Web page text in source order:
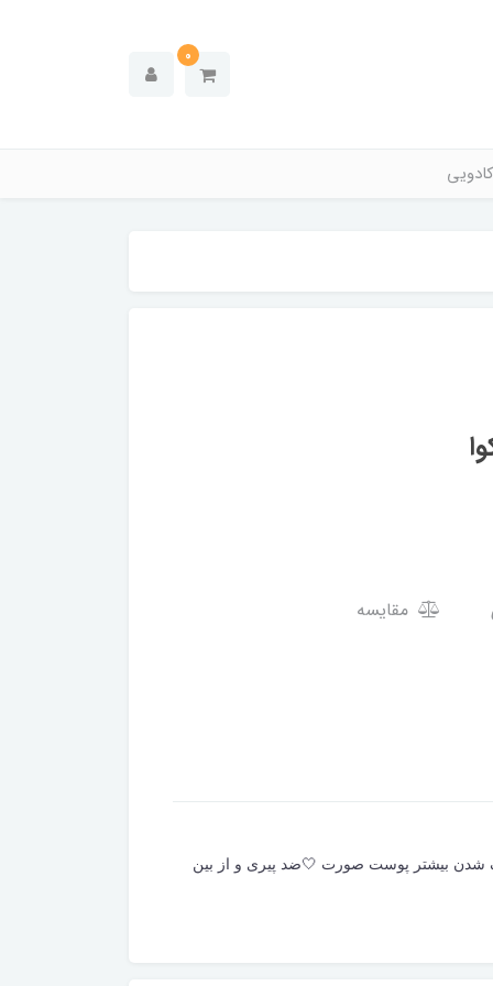
0
مقایسه
بیشتر پوست صورت 🤍ضد پیری و از بین